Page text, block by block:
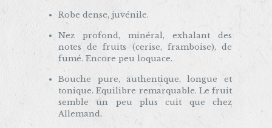
Robe dense, juvénile.
Nez profond, minéral, exhalant des
notes de fruits (cerise, framboise), de
fumé. Encore peu loquace.
Bouche pure, authentique, longue et
tonique. Equilibre remarquable. Le fruit
semble un peu plus cuit que chez
Allemand.